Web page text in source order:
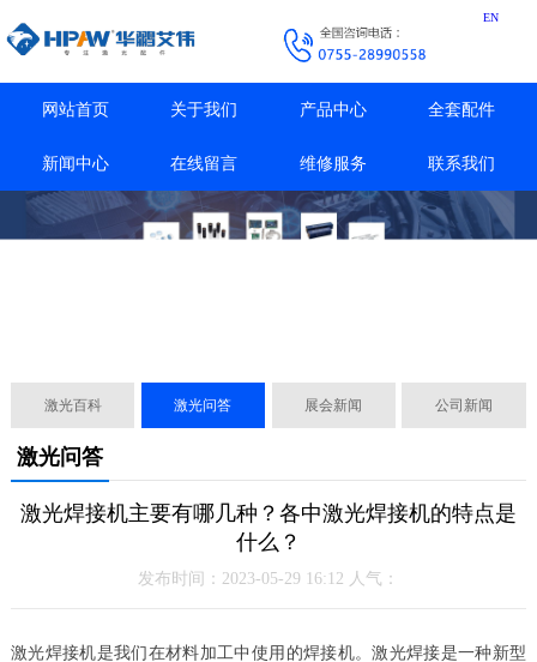
EN
网站首页 关于我们 产品中心 全套配件
新闻中心 在线留言 维修服务 联系我们
激光百科 激光问答 展会新闻 公司新闻
激光问答
激光焊接机主要有哪几种？各中激光焊接机的特点是
什么？
发布时间：2023-05-29 16:12 人气：
激光焊接机是我们在材料加工中使用的焊接机。激光焊接是一种新型